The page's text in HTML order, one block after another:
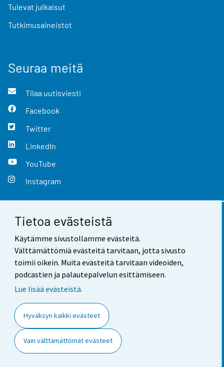
Tietoa evästeistä
Käytämme sivustollamme evästeitä.
Välttämättömiä evästeitä tarvitaan, jotta sivusto
toimii oikein. Muita evästeitä tarvitaan videoiden,
podcastien ja palautepalvelun esittämiseen.
Lue lisää evästeistä.
Hyväksyn kaikki evästeet
Vain välttämättömät evästeet
Tulevat julkaisut
Tutkimusaineistot
Seuraa meitä
Tilaa uutisviesti
Facebook
Twitter
LinkedIn
YouTube
Instagram
Yhteystiedot
Palaute
Käyttöehdot
Saavutettavuus
Tietoa sivustosta
Evästeasetukset